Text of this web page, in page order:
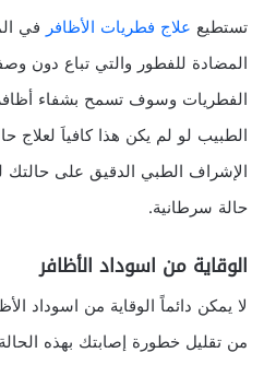
تستطيع علاج فطريات الأظافرفي
المضادة للفطور والتي تباع دون
الفطريات وسوف تسمح بشفاء
الطبيب لو لم يكن هذا كافياَ لعلاج
الإشراف الطبي الدقيق على
حالة سرطانية.
الوقاية من اسوداد الأظافر
لا يمكن دائماً الوقاية من اسوداد
من تقليل خطورة إصابتك بهذه